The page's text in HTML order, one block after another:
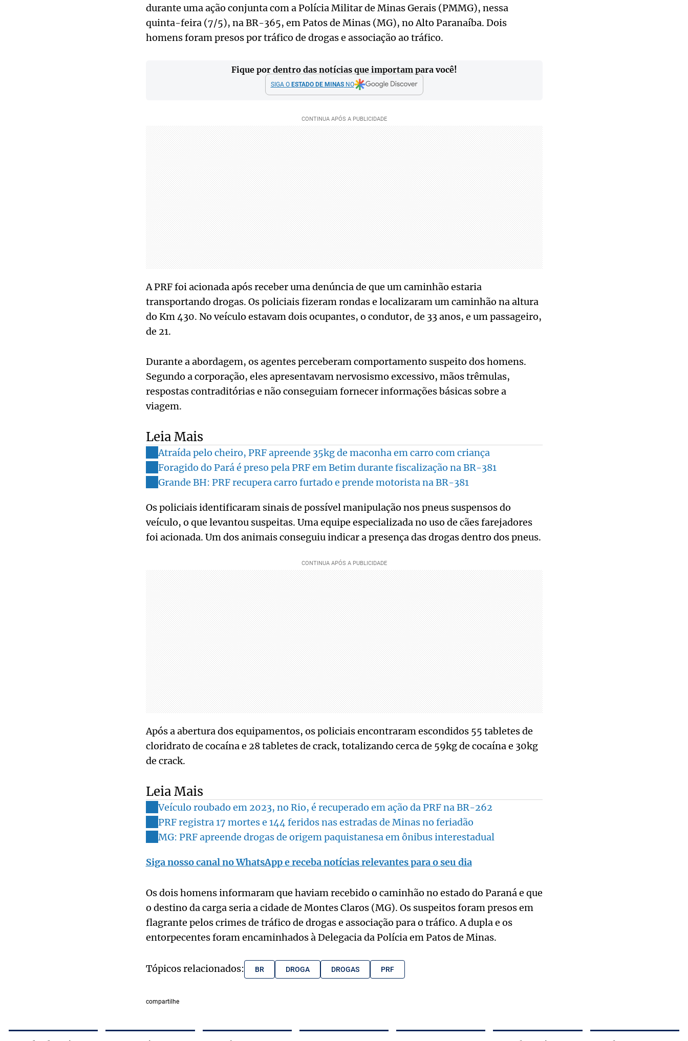
durante uma ação conjunta com a Polícia Militar de Minas Gerais (PMMG), nessa
quinta-feira (7/5), na BR-365, em Patos de Minas (MG), no Alto Paranaíba. Dois
homens foram presos por tráfico de drogas e associação ao tráfico.
Fique por dentro das notícias que importam para você!
SIGA O ESTADO DE MINASNO
A PRF foi acionada após receber uma denúncia de que um caminhão estaria
transportando drogas. Os policiais fizeram rondas e localizaram um caminhão na altura
do Km 430. No veículo estavam dois ocupantes, o condutor, de 33 anos, e um passageiro,
de 21.
Durante a abordagem, os agentes perceberam comportamento suspeito dos homens.
Segundo a corporação, eles apresentavam nervosismo excessivo, mãos trêmulas,
respostas contraditórias e não conseguiam fornecer informações básicas sobre a
viagem.
Leia Mais
Atraída pelo cheiro, PRF apreende 35kg de maconha em carro com criança
Foragido do Pará é preso pela PRF em Betim durante fiscalização na BR-381
Grande BH: PRF recupera carro furtado e prende motorista na BR-381
Os policiais identificaram sinais de possível manipulação nos pneus suspensos do
veículo, o que levantou suspeitas. Uma equipe especializada no uso de cães farejadores
foi acionada. Um dos animais conseguiu indicar a presença das drogas dentro dos pneus.
Após a abertura dos equipamentos, os policiais encontraram escondidos 55 tabletes de
cloridrato de cocaína e 28 tabletes de crack, totalizando cerca de 59kg de cocaína e 30kg
de crack.
Leia Mais
Veículo roubado em 2023, no Rio, é recuperado em ação da PRF na BR-262
PRF registra 17 mortes e 144 feridos nas estradas de Minas no feriadão
MG: PRF apreende drogas de origem paquistanesa em ônibus interestadual
Siga nosso canal no WhatsApp e receba notícias relevantes para o seu dia
Os dois homens informaram que haviam recebido o caminhão no estado do Paraná e que
o destino da carga seria a cidade de Montes Claros (MG). Os suspeitos foram presos em
flagrante pelos crimes de tráfico de drogas e associação para o tráfico. A dupla e os
entorpecentes foram encaminhados à Delegacia da Polícia em Patos de Minas.
Tópicos relacionados: BR DROGA DROGAS PRF
compartilhe